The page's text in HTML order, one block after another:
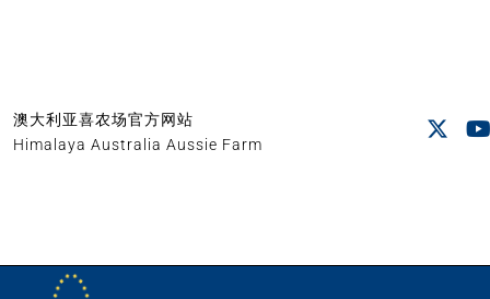
澳大利亚喜农场官方网站
Himalaya Australia Aussie Farm